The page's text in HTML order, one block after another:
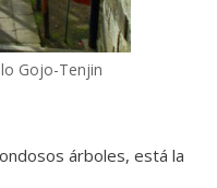
Gojo-Tenjin
árboles, está la